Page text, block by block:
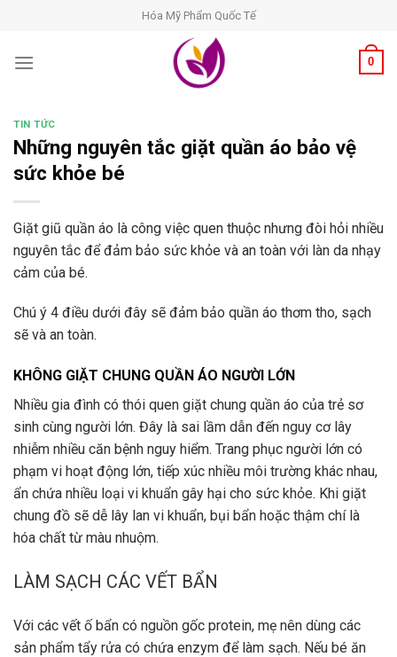
content
Hóa Mỹ Phẩm Quốc Tế
0
TIN TỨC
Những nguyên tắc giặt quần áo bảo vệ
sức khỏe bé
Giặt giũ quần áo là công việc quen thuộc nhưng đòi hỏi nhiều
nguyên tắc để đảm bảo sức khỏe và an toàn với làn da nhạy
cảm của bé.
Chú ý 4 điều dưới đây sẽ đảm bảo quần áo thơm tho, sạch
sẽ và an toàn.
KHÔNG GIẶT CHUNG QUẦN ÁO NGƯỜI LỚN
Nhiều gia đình có thói quen giặt chung quần áo của trẻ sơ
sinh cùng người lớn. Đây là sai lầm dẫn đến nguy cơ lây
nhiễm nhiều căn bệnh nguy hiểm. Trang phục người lớn có
phạm vi hoạt động lớn, tiếp xúc nhiều môi trường khác nhau,
ẩn chứa nhiều loại vi khuẩn gây hại cho sức khỏe. Khi giặt
chung đồ sẽ dễ lây lan vi khuẩn, bụi bẩn hoặc thậm chí là
hóa chất từ màu nhuộm.
LÀM SẠCH CÁC VẾT BẨN
Với các vết ố bẩn có nguồn gốc protein, mẹ nên dùng các
sản phẩm tẩy rửa có chứa enzym để làm sạch. Nếu bé ăn